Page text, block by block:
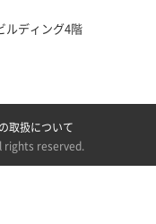
ディング4階
取扱について
rights reserved.